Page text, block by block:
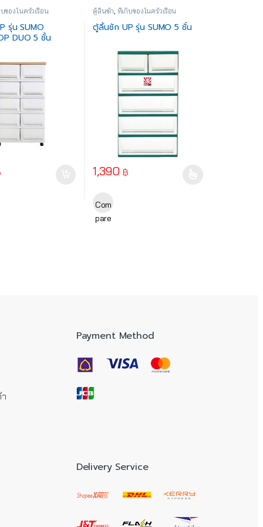
may be chosen on the product page
ของในครัวเรือน
รุ่น SUMO
DUO 5 ชั้น
ตู้ลิ้นชัก, ที่เก็บของในครัวเรือน
ตู้ลิ้นชัก UP รุ่น SUMO 5 ชั้น
1,390 ฿
This product has multiple variants. The
Com
pare
Payment Method
Delivery Service